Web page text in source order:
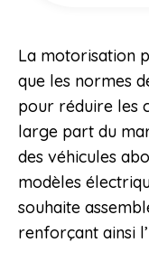
La motorisation
que les normes
pour réduire les
large part du
des véhicules
modèles
souhaite
renforçant ainsi